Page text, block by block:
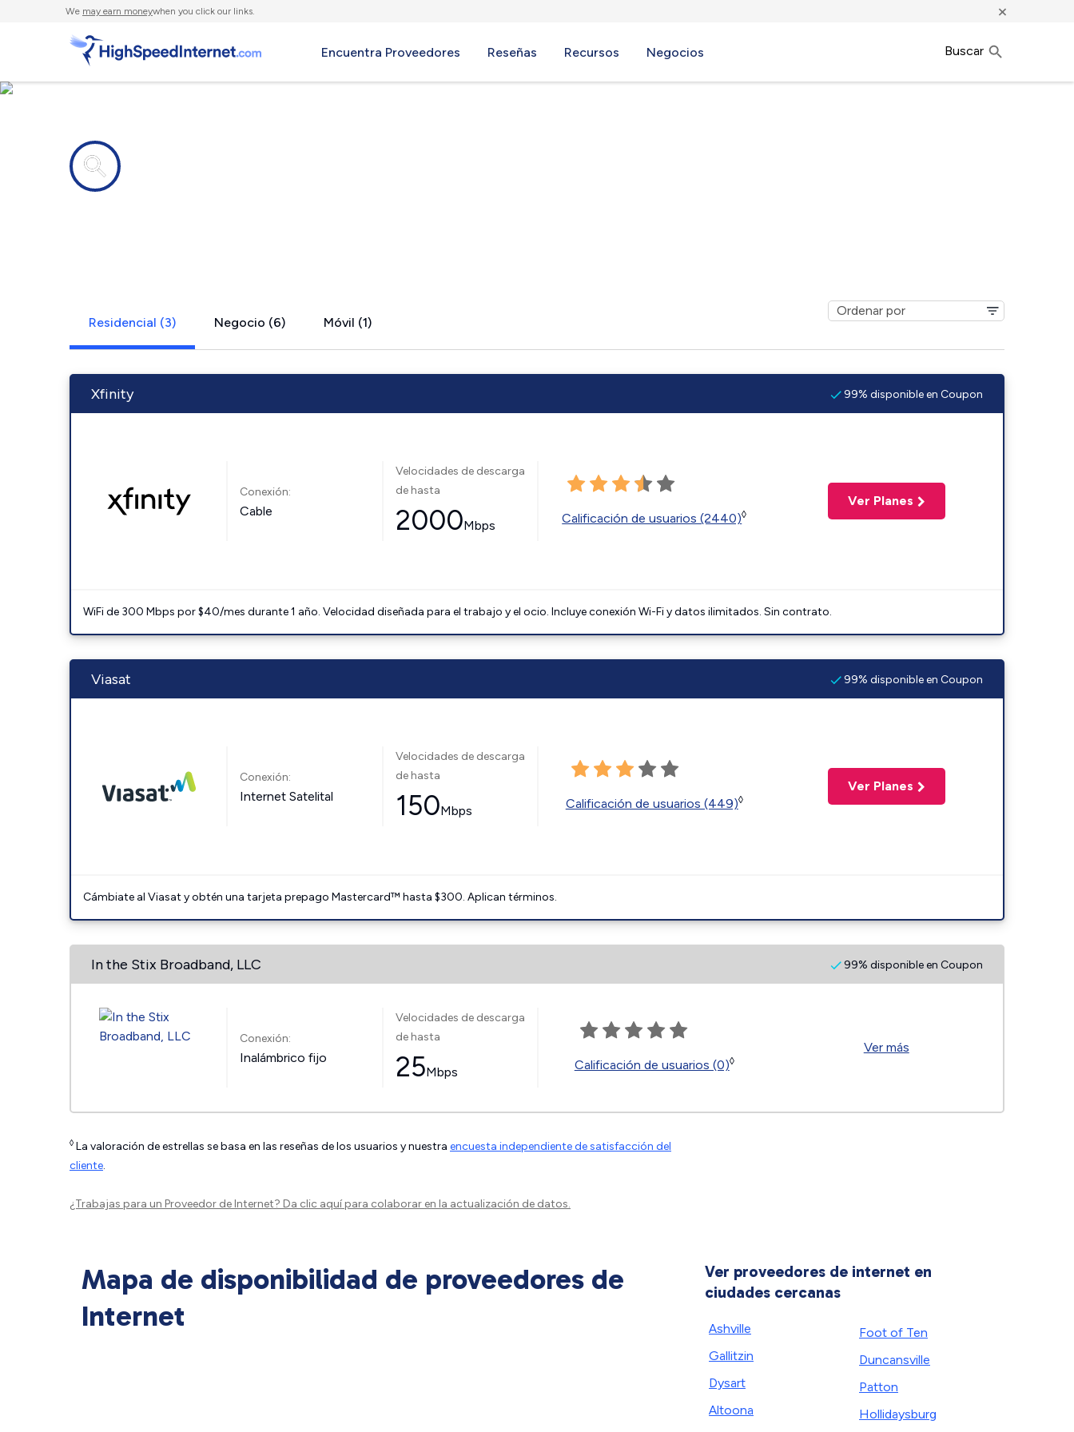
We may earn moneywhen you click our links. ×
Encuentra Proveedores Reseñas Recursos Negocios Buscar
Residencial (3) Negocio (6) Móvil (1)
Xfinity 99% disponible en Coupon
Conexión:
Cable
Velocidades de descarga
de hasta
2000Mbps Calificación de usuarios (2440)◊
Ver Planes
WiFi de 300 Mbps por $40/mes durante 1 año. Velocidad diseñada para el trabajo y el ocio. Incluye conexión Wi-Fi y datos ilimitados. Sin contrato.
Viasat 99% disponible en Coupon
Conexión:
Internet Satelital
Velocidades de descarga
de hasta
150Mbps Calificación de usuarios (449)◊
Ver Planes
Cámbiate al Viasat y obtén una tarjeta prepago Mastercard™ hasta $300. Aplican términos.
In the Stix Broadband, LLC 99% disponible en Coupon
Conexión:
Inalámbrico fijo
Velocidades de descarga
de hasta
25Mbps Calificación de usuarios (0)◊
Ver más
◊ La valoración de estrellas se basa en las reseñas de los usuarios y nuestra encuesta independiente de satisfacción del
cliente.
¿Trabajas para un Proveedor de Internet? Da clic aquípara colaborar en la actualización de datos.
Mapa de disponibilidad de proveedores de
Internet
Ver proveedores de internet en
ciudades cercanas
Ashville
Gallitzin
Dysart
Altoona
Foot of Ten
Duncansville
Patton
Hollidaysburg